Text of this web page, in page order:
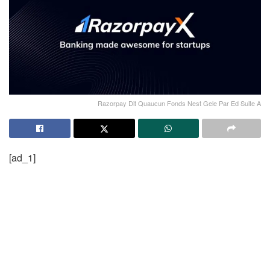
Razorpay Dit Quaucun Fonds Nest Gele Par Ed Suite A
[ad_1]